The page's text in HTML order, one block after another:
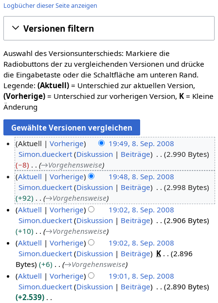
Logbücher dieser Seite anzeigen
Versionen filtern
Auswahl des Versionsunterschieds: Markiere die
Radiobuttons der zu vergleichenden Versionen und drücke
die Eingabetaste oder die Schaltfläche am unteren Rand.
Legende: (Aktuell)= Unterschied zur aktuellen Version,
(Vorherige)= Unterschied zur vorherigen Version, K= Kleine
Änderung
S
b
2
Aktuell Vorherige
19:49, 8. Sep. 2008
Simon.dueckert Diskussion Beiträge
2.990 Bytes
−8
→Vorgehensweise
Aktuell
Vorherige
19:48, 8. Sep. 2008
Simon.dueckert Diskussion Beiträge
2.998 Bytes
+92
→Vorgehensweise
Aktuell
Vorherige
19:02, 8. Sep. 2008
Simon.dueckert Diskussion Beiträge
2.906 Bytes
+10
→Vorgehensweise
Aktuell
Vorherige
19:02, 8. Sep. 2008
Simon.dueckert Diskussion Beiträge K
2.896
Bytes
+6 →Vorgehensweise
Aktuell
Vorherige
19:01, 8. Sep. 2008
Simon.dueckert Diskussion Beiträge
2.890 Bytes
+2.539